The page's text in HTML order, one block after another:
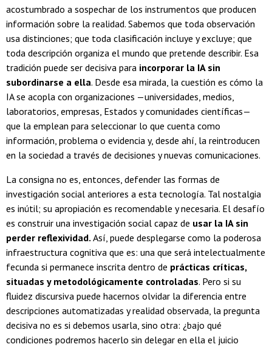
acostumbrado a sospechar de los instrumentos que producen
información sobre la realidad. Sabemos que toda observación
usa distinciones; que toda clasificación incluye y excluye; que
toda descripción organiza el mundo que pretende describir. Esa
tradición puede ser decisiva para incorporar la IA sin
subordinarse a ella. Desde esa mirada, la cuestión es cómo la
IA se acopla con organizaciones —universidades, medios,
laboratorios, empresas, Estados y comunidades científicas—
que la emplean para seleccionar lo que cuenta como
información, problema o evidencia y, desde ahí, la reintroducen
en la sociedad a través de decisiones y nuevas comunicaciones.
La consigna no es, entonces, defender las formas de
investigación social anteriores a esta tecnología. Tal nostalgia
es inútil; su apropiación es recomendable y necesaria. El desafío
es construir una investigación social capaz de usar la IA sin
perder reflexividad. Así, puede desplegarse como la poderosa
infraestructura cognitiva que es: una que será intelectualmente
fecunda si permanece inscrita dentro de prácticas críticas,
situadas y metodológicamente controladas. Pero si su
fluidez discursiva puede hacernos olvidar la diferencia entre
descripciones automatizadas y realidad observada, la pregunta
decisiva no es si debemos usarla, sino otra: ¿bajo qué
condiciones podremos hacerlo sin delegar en ella el juicio